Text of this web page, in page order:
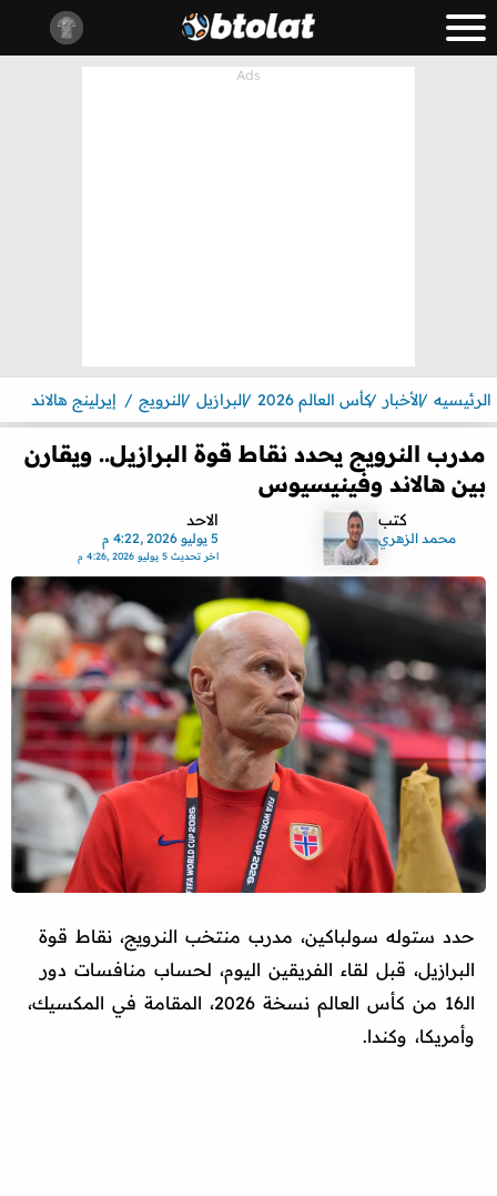
الرئيسيه الأخبار كأس العالم 2026 البرازيل النرويج إيرلينج هالاند
مدرب النرويج يحدد نقاط قوة البرازيل.. ويقارن
بين هالاند وفينيسيوس
كتب
محمد الزهري
الاحد
5 يوليو 2026 ,4:22 م
اخر تحديث5 يوليو 2026 ,4:26 م
حدد ستوله سولباكين، مدرب منتخب النرويج، نقاط قوة
البرازيل، قبل لقاء الفريقين اليوم، لحساب منافسات دور
الـ16 من كأس العالم نسخة 2026، المقامة في المكسيك،
وأمريكا، وكندا.